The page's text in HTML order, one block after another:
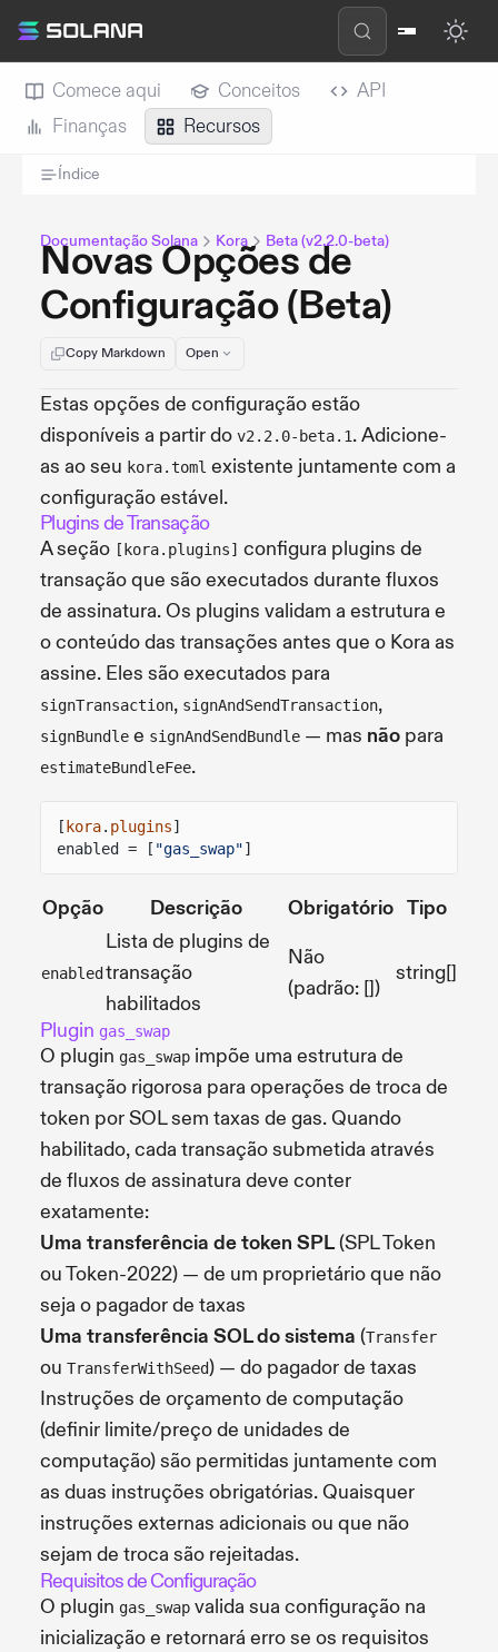
Comece aqui Conceitos
API
Finanças
Recursos
Índice
Documentação Solana Kora Beta (v2.2.0-beta)
Novas Opções de
Configuração (Beta)
Copy Markdown Open
Estas opções de configuração estão
disponíveis a partir do v2.2.0-beta.1. Adicione-
as ao seu kora.toml existente juntamente com a
configuração estável.
Plugins de Transação
A seção [kora.plugins] configura plugins de
transação que são executados durante fluxos
de assinatura. Os plugins validam a estrutura e
o conteúdo das transações antes que o Kora as
assine. Eles são executados para
signTransaction, signAndSendTransaction,
signBundle e signAndSendBundle — mas não para
estimateBundleFee.
[ kora. plugins]
enabled = [ "gas_swap"]
Opção Descrição Obrigatório Tipo
enabled
Lista de plugins de
transação
habilitados
Não
(padrão: [])
string[]
Plugin gas_swap
O plugin gas_swap impõe uma estrutura de
transação rigorosa para operações de troca de
token por SOL sem taxas de gas. Quando
habilitado, cada transação submetida através
de fluxos de assinatura deve conter
exatamente:
Uma transferência de token SPL(SPL Token
ou Token-2022) — de um proprietário que não
seja o pagador de taxas
Uma transferência SOL do sistema (Transfer
ou TransferWithSeed) — do pagador de taxas
Instruções de orçamento de computação
(definir limite/preço de unidades de
computação) são permitidas juntamente com
as duas instruções obrigatórias. Quaisquer
instruções externas adicionais ou que não
sejam de troca são rejeitadas.
Requisitos de Configuração
O plugin gas_swap valida sua configuração na
inicialização e retornará erro se os requisitos